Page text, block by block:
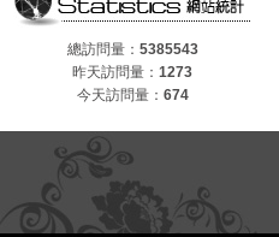
總訪問量： 5385543
昨天訪問量： 1273
今天訪問量： 674